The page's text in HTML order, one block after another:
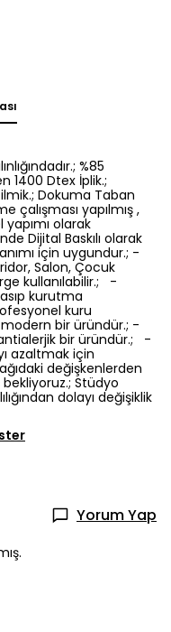
%85
1400 Dtex İplik.;
Dokuma Taban
çalışması yapılmış ,
olarak
Dijital Baskılı olarak
için uygundur.; -
Salon, Çocuk
kullanılabilir.; -
kurutma
kuru
bir üründür.; -
bir üründür.; -
azaltmak için
değişkenlerden
Stüdyo
dolayı değişiklik
Yorum Yap